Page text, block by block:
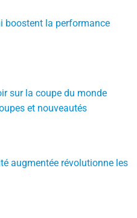
boostent la performance
sur la coupe du monde
et nouveautés
augmentée révolutionne les